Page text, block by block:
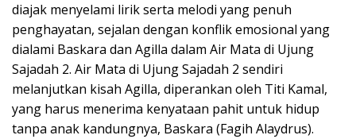
diajak menyelami lirik serta melodi yang penuh
penghayatan, sejalan dengan konflik emosional yang
dialami Baskara dan Agilla dalam Air Mata di Ujung
Sajadah 2. Air Mata di Ujung Sajadah 2 sendiri
melanjutkan kisah Agilla, diperankan oleh Titi Kamal,
yang harus menerima kenyataan pahit untuk hidup
tanpa anak kandungnya, Baskara (Fagih Alaydrus).